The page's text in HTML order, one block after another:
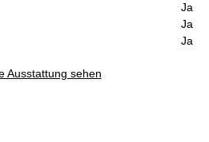
Ja
Ja
Ja
Ausstattung sehen